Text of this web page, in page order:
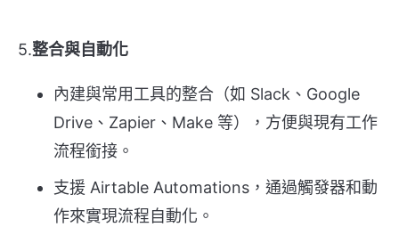
5.整合與自動化
內建與常用工具的整合（如 Slack、Google
Drive、Zapier、Make 等），方便與現有工作
流程銜接。
支援 Airtable Automations，通過觸發器和動
作來實現流程自動化。